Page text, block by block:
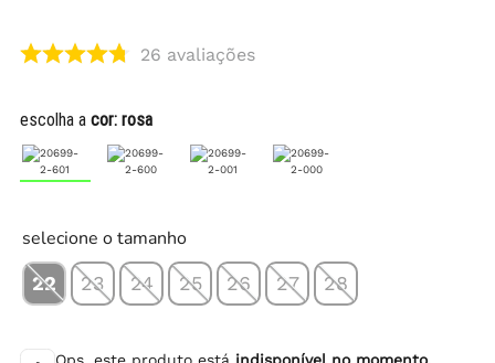
26 avaliações
escolha a cor: rosa
selecione o tamanho
22 23 24 25 26 27 28